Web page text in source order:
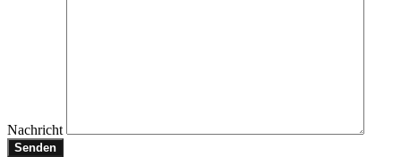
Nachricht